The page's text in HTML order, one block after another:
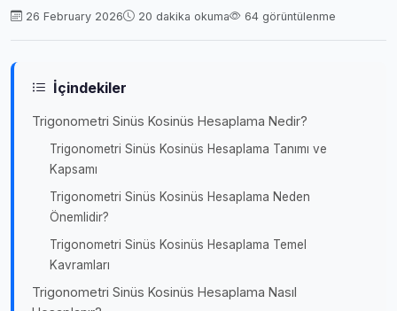
26 February 2026 20 dakika okuma 64 görüntülenme
İçindekiler
Trigonometri Sinüs Kosinüs Hesaplama Nedir?
Trigonometri Sinüs Kosinüs Hesaplama Tanımı ve
Kapsamı
Trigonometri Sinüs Kosinüs Hesaplama Neden
Önemlidir?
Trigonometri Sinüs Kosinüs Hesaplama Temel
Kavramları
Trigonometri Sinüs Kosinüs Hesaplama Nasıl